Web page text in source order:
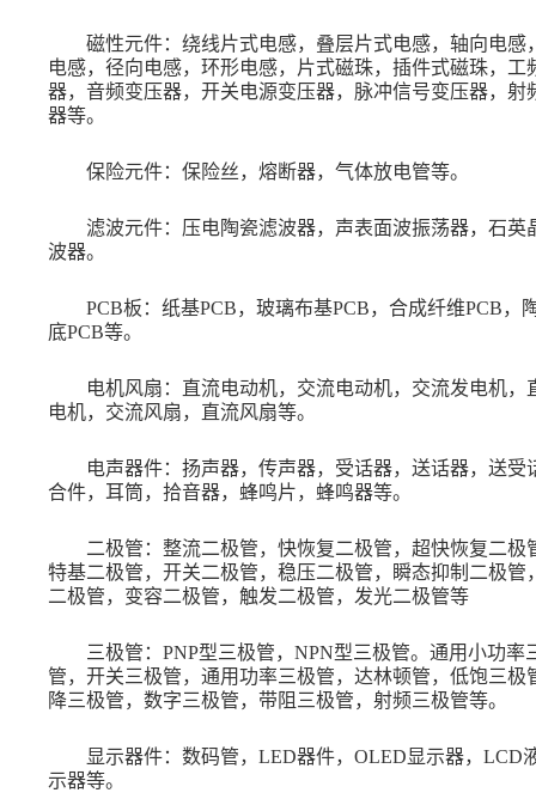
磁性元件：绕线片式电感，叠层片式电感，轴向电感
电感，径向电感，环形电感，片式磁珠，插件式磁珠，工
器，音频变压器，开关电源变压器，脉冲信号变压器，射
器等。
保险元件：保险丝，熔断器，气体放电管等。
滤波元件：压电陶瓷滤波器，声表面波振荡器，石英
波器。
PCB板：纸基PCB，玻璃布基PCB，合成纤维PCB，
底PCB等。
电机风扇：直流电动机，交流电动机，交流发电机，
电机，交流风扇，直流风扇等。
电声器件：扬声器，传声器，受话器，送话器，送受
合件，耳筒，拾音器，蜂鸣片，蜂鸣器等。
二极管：整流二极管，快恢复二极管，超快恢复二极
特基二极管，开关二极管，稳压二极管，瞬态抑制二极管
二极管，变容二极管，触发二极管，发光二极管等
三极管： PNP型三极管，NPN型三极管。通用小功率
管，开关三极管，通用功率三极管，达林顿管，低饱三极
降三极管，数字三极管，带阻三极管，射频三极管等。
显示器件：数码管， LED器件，OLED显示器，LCD
示器等。